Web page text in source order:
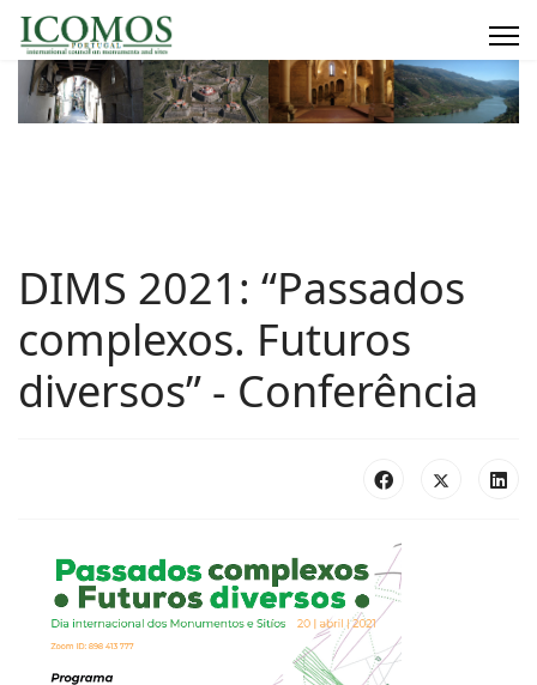
DIMS 2021: “Passados
complexos. Futuros
diversos” - Conferência